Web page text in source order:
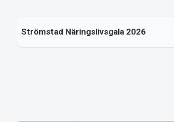
Strömstad Näringslivsgala 2026